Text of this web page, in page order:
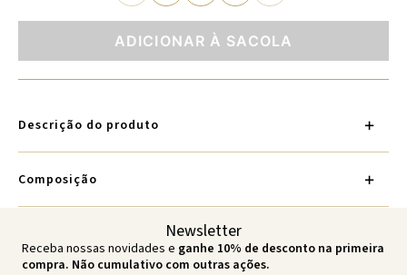
ADICIONAR À SACOLA
Descrição do produto
Composição
Newsletter
Receba nossas novidades e ganhe 10% de desconto na primeira
compra. Não cumulativo com outras ações.